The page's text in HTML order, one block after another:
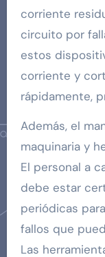
corriente
circuito por
estos
corriente y
rápidamente,
Además, el
maquinaria y
El personal a
debe estar
periódicas
fallos que
Las